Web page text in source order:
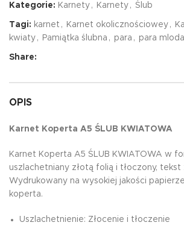
Kategorie: Karnety , Karnety , Ślub
Tagi: karnet , Karnet okolicznościowey ,
kwiaty , Pamiątka ślubna , para , para mloda
Share:
OPIS
Karnet Koperta A5 ŚLUB KWIATOWA
Karnet Koperta A5 ŚLUB KWIATOWA w
uszlachetniany złotą folią i tłoczony,
Wydrukowany na wysokiej jakości
koperta.
Uszlachetnienie: Złocenie i tłoczenie